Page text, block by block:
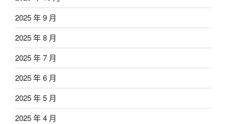
2025 年 9 月
2025 年 8 月
2025 年 7 月
2025 年 6 月
2025 年 5 月
2025 年 4 月